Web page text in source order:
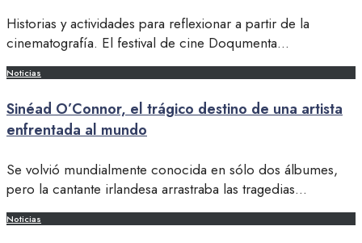
Historias y actividades para reflexionar a partir de la
cinematografía. El festival de cine Doqumenta...
Noticias
Sinéad O’Connor, el trágico destino de una artista
enfrentada al mundo
Se volvió mundialmente conocida en sólo dos álbumes,
pero la cantante irlandesa arrastraba las tragedias...
Noticias